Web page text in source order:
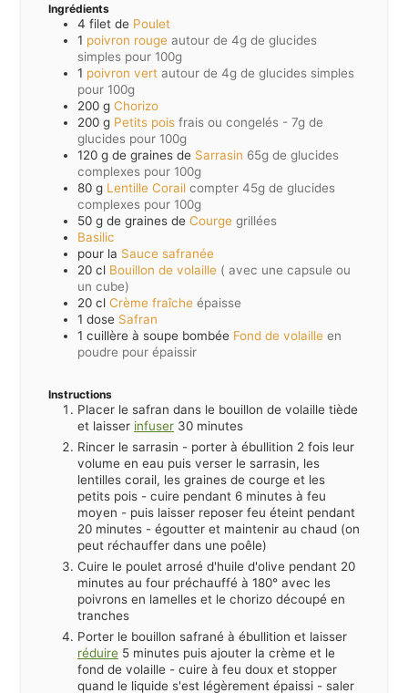
Ingrédients
4 filet de Poulet
1 poivron rouge autour de 4g de glucides
simples pour 100g
1 poivron vert autour de 4g de glucides simples
pour 100g
200 g Chorizo
200 g Petits pois frais ou congelés - 7g de
glucides pour 100g
120 g de graines de Sarrasin 65g de glucides
complexes pour 100g
80 g Lentille Corail compter 45g de glucides
complexes pour 100g
50 g de graines de Courge grillées
Basilic
pour la Sauce safranée
20 cl Bouillon de volaille ( avec une capsule ou
un cube)
20 cl Crème fraîche épaisse
1 dose Safran
1 cuillère à soupe bombée Fond de volaille en
poudre pour épaissir
Instructions
Placer le safran dans le bouillon de volaille tiède
et laisser infuser 30 minutes
Rincer le sarrasin - porter à ébullition 2 fois leur
volume en eau puis verser le sarrasin, les
lentilles corail, les graines de courge et les
petits pois - cuire pendant 6 minutes à feu
moyen - puis laisser reposer feu éteint pendant
20 minutes - égoutter et maintenir au chaud (on
peut réchauffer dans une poêle)
Cuire le poulet arrosé d'huile d'olive pendant 20
minutes au four préchauffé à 180° avec les
poivrons en lamelles et le chorizo découpé en
tranches
Porter le bouillon safrané à ébullition et laisser
réduire 5 minutes puis ajouter la crème et le
fond de volaille - cuire à feu doux et stopper
quand le liquide s'est légèrement épaissi - saler